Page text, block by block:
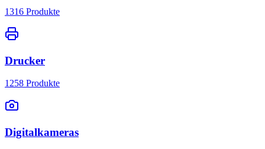
1316 Produkte
Drucker
1258 Produkte
Digitalkameras